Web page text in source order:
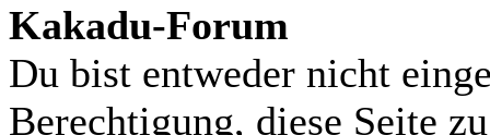
Kakadu-Forum
Du bist entweder nicht
Berechtigung, diese Seite